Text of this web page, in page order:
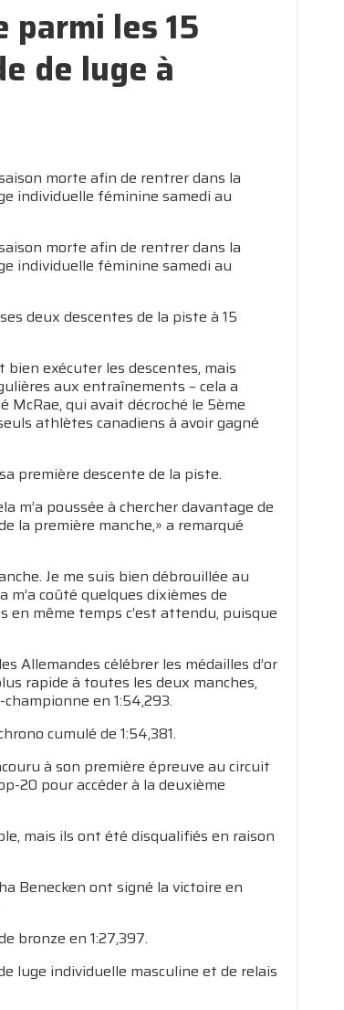
parmi les 15
de luge à
morte afin de rentrer dans la
individuelle féminine samedi au
morte afin de rentrer dans la
individuelle féminine samedi au
deux descentes de la piste à 15
bien exécuter les descentes, mais
aux entraînements – cela a
McRae, qui avait décroché le 5ème
athlètes canadiens à avoir gagné
première descente de la piste.
m’a poussée à chercher davantage de
la première manche,» a remarqué
Je me suis bien débrouillée au
coûté quelques dixièmes de
en même temps c’est attendu, puisque
Allemandes célébrer les médailles d’or
rapide à toutes les deux manches,
en 1:54,293.
cumulé de 1:54,381.
à son première épreuve au circuit
20 pour accéder à la deuxième
mais ils ont été disqualifiés en raison
Benecken ont signé la victoire en
bronze en 1:27,397.
luge individuelle masculine et de relais